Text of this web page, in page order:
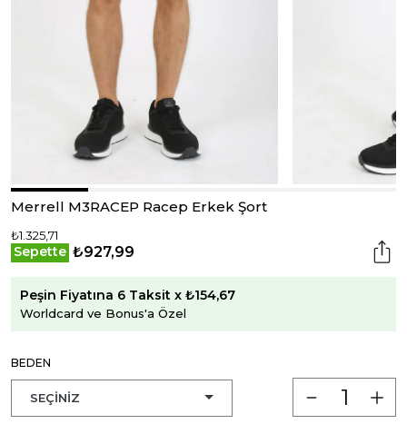
Merrell M3RACEP Racep Erkek Şort
₺1.325,71
Sepette ₺927,99
Peşin Fiyatına 6 Taksit x ₺154,67
Worldcard ve Bonus'a Özel
BEDEN